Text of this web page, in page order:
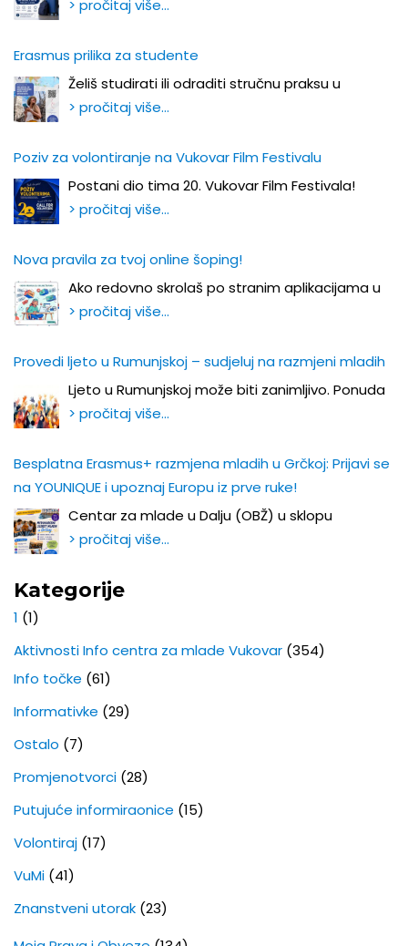
> pročitaj više…
Erasmus prilika za studente
Želiš studirati ili odraditi stručnu praksu u
> pročitaj više…
Poziv za volontiranje na Vukovar Film Festivalu
Postani dio tima 20. Vukovar Film Festivala!
> pročitaj više…
Nova pravila za tvoj online šoping!
Ako redovno skrolaš po stranim aplikacijama u
> pročitaj više…
Provedi ljeto u Rumunjskoj – sudjeluj na razmjeni mladih
Ljeto u Rumunjskoj može biti zanimljivo. Ponuda
> pročitaj više…
Besplatna Erasmus+ razmjena mladih u Grčkoj: Prijavi se
na YOUNIQUE i upoznaj Europu iz prve ruke!
Centar za mlade u Dalju (OBŽ) u sklopu
> pročitaj više…
Kategorije
1 (1)
Aktivnosti Info centra za mlade Vukovar (354)
Info točke (61)
Informativke (29)
Ostalo (7)
Promjenotvorci (28)
Putujuće informiraonice (15)
Volontiraj (17)
VuMi (41)
Znanstveni utorak (23)